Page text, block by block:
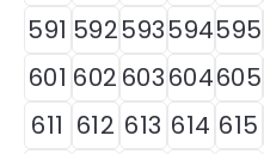
591 592593594595
601 602 603604605
611 612 613 614 615